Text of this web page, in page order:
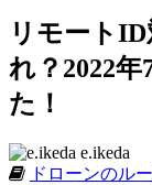
リモート
れ？2022
た！
e.ikeda
ドローンのル